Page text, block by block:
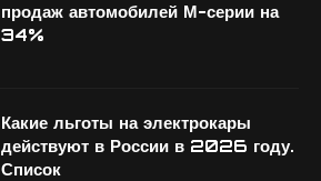
продаж автомобилей М-серии на
34%
Какие льготы на электрокары
действуют в России в 2026 году.
Список